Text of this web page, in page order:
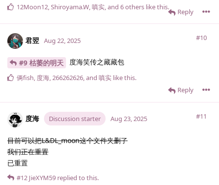
Reply
12Moon12,Shiroyama.​W,嗔实, and 6others like this.
君翌 #10
Aug 22, 2025
#9 枯萎的明天 度海笑传之藏藏包
Reply
俩fish, 度海,266262626, and 嗔实 like this.
度海 Discussion starter #11
Aug 23, 2025
目前可以把L&DL_moon这个文件夹删了
我们正在重置
已重置
#12 JieXYM59 replied to this.